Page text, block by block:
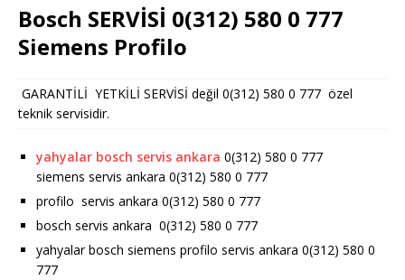
Bosch SERVİSİ 0(312) 580 0 777
Siemens Profilo
GARANTİLİ YETKİLİ SERVİSİ değil 0(312) 580 0 777 özel
teknik servisidir.
yahyalar bosch servis ankara 0(312) 580 0 777
siemens servis ankara 0(312) 580 0 777
profilo servis ankara 0(312) 580 0 777
bosch servis ankara 0(312) 580 0 777
yahyalar bosch siemens profilo servis ankara 0(312) 580 0
777